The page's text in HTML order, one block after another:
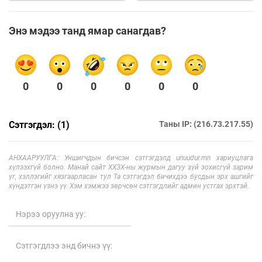
Энэ мэдээ танд ямар санагдав?
0 0 0 0 0 0
Сэтгэгдэл: (1) Таны IP: (216.73.217.55)
АНХААРУУЛГА: Уншигчдын бичсэн сэтгэгдэлд unuudur.mn хариуцлага
хүлээхгүй болно. Манай сайт ХХЗХ-ны журмын дагуу зүй зохисгүй зарим
үг, хэллэгийг хязгаарласан тул Та сэтгэгдэл бичихдээ бусдын эрх ашгийг
хүндэтгэн үзнэ үү. Хэм хэмжээ зөрчсөн сэтгэгдлийг админ устгах эрхтэй.